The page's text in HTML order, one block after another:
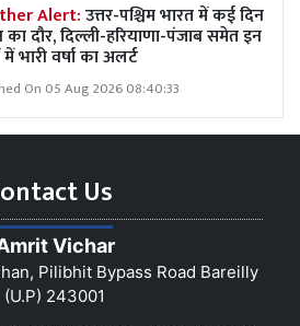
Alert:उत्तर-पश्चिम भारत में कई दिन
का दौर, दिल्ली-हरियाणा-पंजाब समेत इन
में भारी वर्षा का अलर्ट
On 05 Aug 2026 08:40:33
Us
Vichar
Pilibhit Bypass Road Bareilly
(U.P) 243001